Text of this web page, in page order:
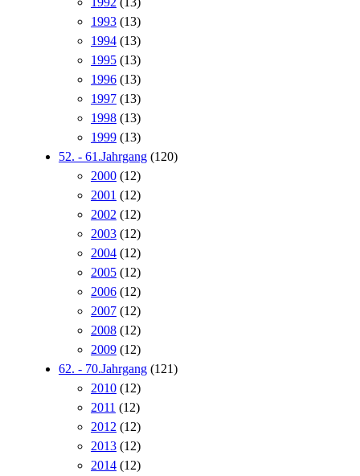
1993 (13)
1994 (13)
1995 (13)
1996 (13)
1997 (13)
1998 (13)
1999 (13)
52. - 61.Jahrgang (120)
2000 (12)
2001 (12)
2002 (12)
2003 (12)
2004 (12)
2005 (12)
2006 (12)
2007 (12)
2008 (12)
2009 (12)
62. - 70.Jahrgang (121)
2010 (12)
2011 (12)
2012 (12)
2013 (12)
2014 (12)